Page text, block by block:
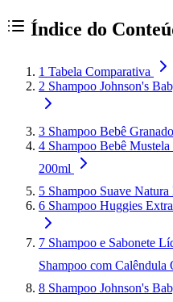
Índice do
1 Tabela Comparativa
2 Shampoo Johnson's
3 Shampoo Bebê
4 Shampoo Bebê
200ml
5 Shampoo Suave
6 Shampoo Huggies
7 Shampoo e Sabonete
Shampoo com Calêndula
8 Shampoo Johnson's